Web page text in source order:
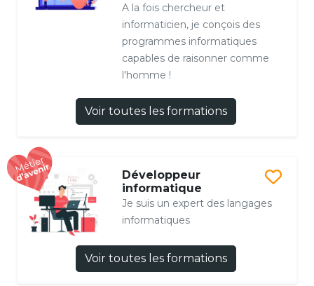
A la fois chercheur et
informaticien, je conçois des
programmes informatiques
capables de raisonner comme
l'homme !
Voir toutes les formations
Développeur
informatique
Je suis un expert des langages
informatiques
Voir toutes les formations